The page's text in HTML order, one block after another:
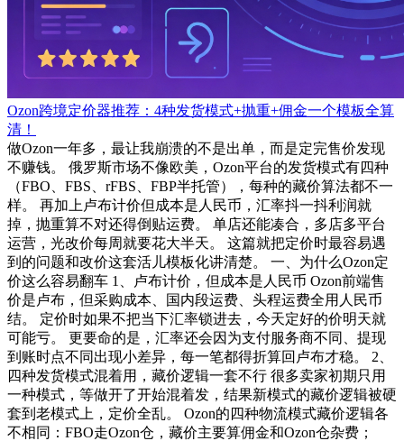
Ozon跨境定价器推荐：4种发货模式+抛重+佣金一个模板全算
清！
做Ozon一年多，最让我崩溃的不是出单，而是定完售价发现
不赚钱。 俄罗斯市场不像欧美，Ozon平台的发货模式有四种
（FBO、FBS、rFBS、FBP半托管），每种的藏价算法都不一
样。 再加上卢布计价但成本是人民币，汇率抖一抖利润就
掉，抛重算不对还得倒贴运费。 单店还能凑合，多店多平台
运营，光改价每周就要花大半天。 这篇就把定价时最容易遇
到的问题和改价这套活儿模板化讲清楚。 一、为什么Ozon定
价这么容易翻车 1、卢布计价，但成本是人民币 Ozon前端售
价是卢布，但采购成本、国内段运费、头程运费全用人民币
结。 定价时如果不把当下汇率锁进去，今天定好的价明天就
可能亏。 更要命的是，汇率还会因为支付服务商不同、提现
到账时点不同出现小差异，每一笔都得折算回卢布才稳。 2、
四种发货模式混着用，藏价逻辑一套不行 很多卖家初期只用
一种模式，等做开了开始混着发，结果新模式的藏价逻辑被硬
套到老模式上，定价全乱。 Ozon的四种物流模式藏价逻辑各
不相同：FBO走Ozon仓，藏价主要算佣金和Ozon仓杂费；